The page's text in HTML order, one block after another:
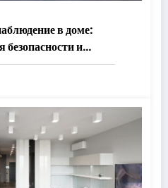
в доме:
безопасности и